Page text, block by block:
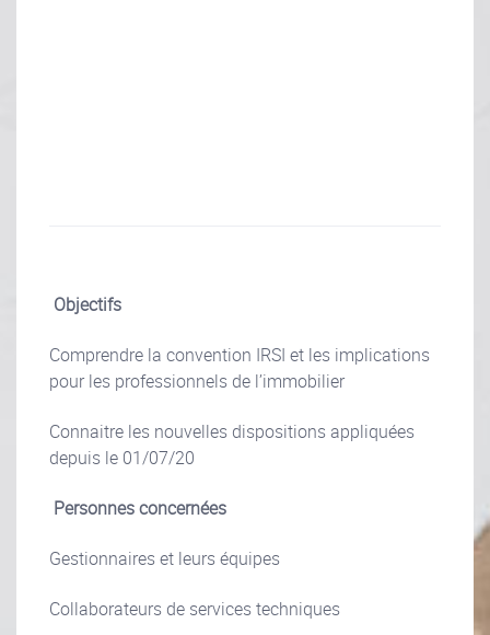
Objectifs
Comprendre la convention IRSI et les implications
pour les professionnels de l’immobilier
Connaitre les nouvelles dispositions appliquées
depuis le 01/07/20
Personnes concernées
Gestionnaires et leurs équipes
Collaborateurs de services techniques